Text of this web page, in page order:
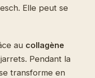
Elle peut se
au collagène
Pendant la
transforme en